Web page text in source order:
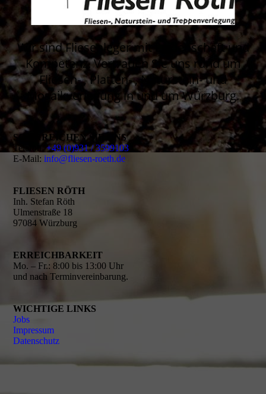
Wir sind Fliesenleger mit Leidenschaft und
Kompetenz. Vertrauen Sie uns rund um
Fliesen- , Platten- , Naturstein- und
Mosaikverlegung in und um Würzburg.
SO ERREICHEN SIE UNS
Telefon:+49 (0)931 / 3599103
E-Mail:info@fliesen-roeth.de
FLIESEN RÖTH
Inh. Stefan Röth
Ulmenstraße 18
97084 Würzburg
ERREICHBARKEIT
Mo. – Fr.: 8:00 bis 13:00 Uhr
und nach Terminvereinbarung.
WICHTIGE LINKS
Jobs
Impressum
Datenschutz